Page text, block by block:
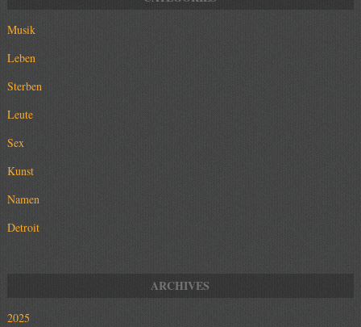
Musik
Leben
Sterben
Leute
Sex
Kunst
Namen
Detroit
2025